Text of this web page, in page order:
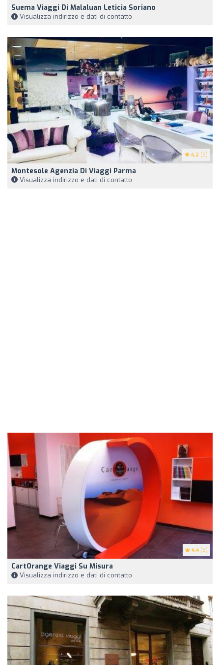
Suema Viaggi Di Malaluan Leticia Soriano
Visualizza indirizzo e dati di contatto
4.2 (6)
Montesole Agenzia Di Viaggi Parma
Visualizza indirizzo e dati di contatto
4.4 (5)
CartOrange Viaggi Su Misura
Visualizza indirizzo e dati di contatto